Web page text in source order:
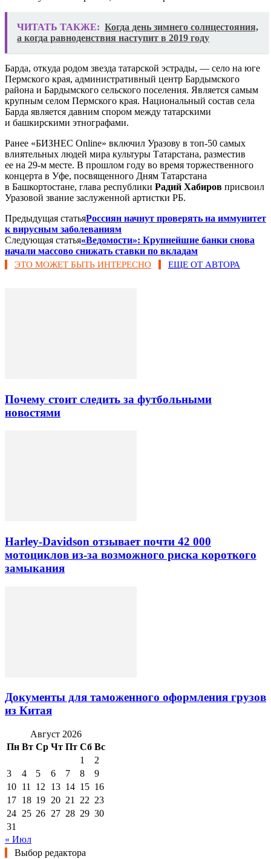
ЧИТАТЬ ТАКЖЕ: Когда день зимнего солнцестояния,
а когда равноденствия наступит в 2019 году
Барда, откуда родом звезда татарской эстрады, — село на юге
Пермского края, административный центр Бардымского
района и Бардымского сельского поселения. Является самым
крупным селом Пермского края. Национальный состав села
Барда является давним спором между татарскими
и башкирскими этнографами.
Ранее «БИЗНЕС Online» включил Уразову в топ-50 самых
влиятельных людей мира культуры Татарстана, разместив
ее на 29-м месте. В прошлом году во время торжественного
концерта в Уфе, посвященного Дням Татарстана
в Башкортостане, глава республики Радий Хабиров присвоил
Уразовой звание заслуженной артистки РБ.
Предыдущая статьяРоссиян начнут проверять на иммунитет
к вирусным заболеваниям
Следующая статья«Ведомости»: Крупнейшие банки снова
начали массово снижать ставки по вкладам
ЭТО МОЖЕТ БЫТЬ ИНТЕРЕСНО ЕЩЕ ОТ АВТОРА
Почему стоит следить за футбольными
новостями
Harley-Davidson отзывает почти 42 000
мотоциклов из-за возможного риска короткого
замыкания
Документы для таможенного оформления грузов
из Китая
Август 2026
Пн Вт Ср Чт Пт Сб Вс
1
2
3
4 5 6 7 8
9
10 11 12 13 14 15 16
17 18 19 20 21 22 23
24 25 26 27 28 29 30
31
« Июл
Выбор редактора